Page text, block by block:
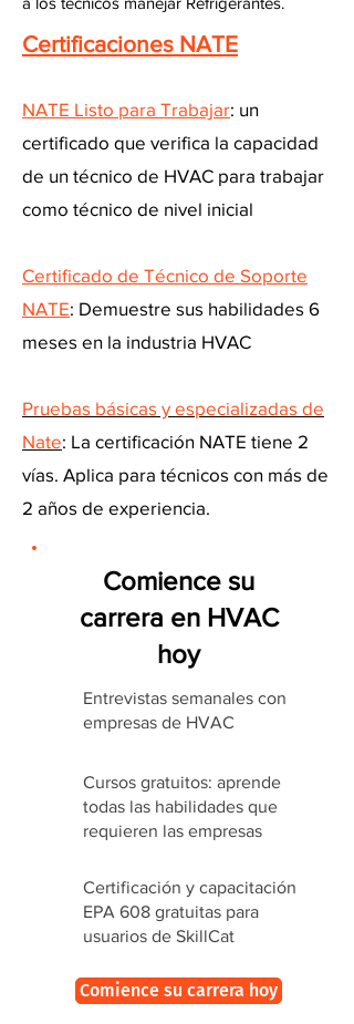
Certificaciones NATE
NATE Listo para Trabajar: un
certificado que verifica la capacidad
de un técnico de HVAC para trabajar
como técnico de nivel inicial
Certificado de Técnico de Soporte
NATE: Demuestre sus habilidades 6
meses en la industria HVAC
Pruebas básicas y especializadas de
Nate: La certificación NATE tiene 2
vías. Aplica para técnicos con más de
2 años de experiencia.
Comience su
carrera en HVAC
hoy
Entrevistas semanales con
empresas de HVAC
Cursos gratuitos: aprende
todas las habilidades que
requieren las empresas
Certificación y capacitación
EPA 608 gratuitas para
usuarios de SkillCat
Comience su carrera hoy